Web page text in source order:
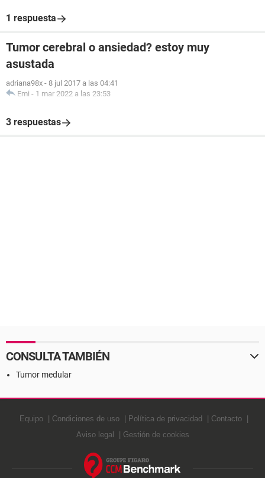
1 respuesta
Tumor cerebral o ansiedad? estoy muy
asustada
adriana98x - 8 jul 2017 a las 04:41
Emi - 1 mar 2022 a las 23:53
3 respuestas
CONSULTA TAMBIÉN
Tumor medular
Equipo Condiciones de uso Política de privacidad
Contacto
Aviso legal
Gestión de cookies